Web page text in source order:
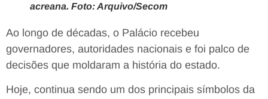
acreana. Foto: Arquivo/Secom
Ao longo de décadas, o Palácio recebeu
governadores, autoridades nacionais e foi palco de
decisões que moldaram a história do estado.
Hoje, continua sendo um dos principais símbolos da